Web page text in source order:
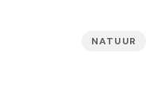
NATUUR